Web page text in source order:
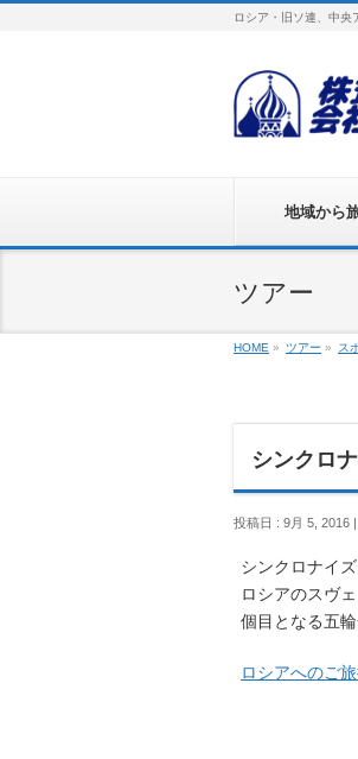
ロシア・旧ソ連、中
地域から
ツアー
HOME » ツアー » ス
シンクロ
投稿日 : 9月 5, 2016
シンクロナイ
ロシアのスヴ
個目となる五
ロシアへのご